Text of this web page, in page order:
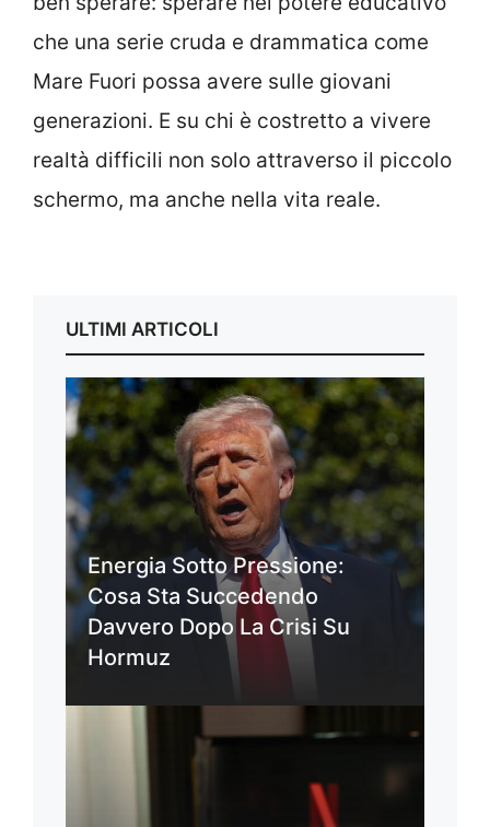
che una serie cruda e drammatica come
Mare Fuori possa avere sulle giovani
generazioni. E su chi è costretto a vivere
realtà difficili non solo attraverso il piccolo
schermo, ma anche nella vita reale.
ULTIMI ARTICOLI
Energia Sotto Pressione:
Cosa Sta Succedendo
Davvero Dopo La Crisi Su
Hormuz